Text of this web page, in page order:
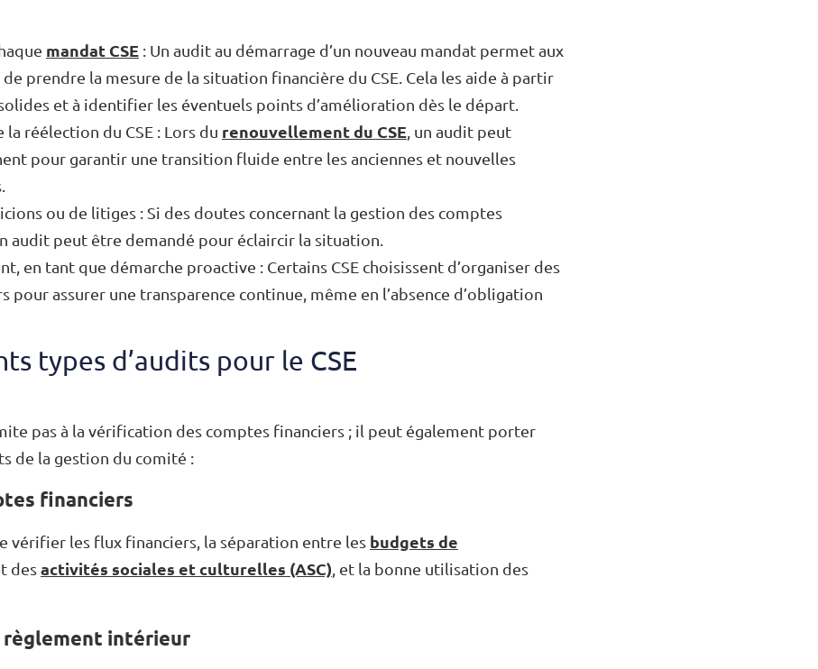
mandat CSE : Un audit au démarrage d’un nouveau mandat permet aux
prendre la mesure de la situation financière du CSE. Cela les aide à partir
et à identifier les éventuels points d’amélioration dès le départ.
la réélection du CSE : Lors du renouvellement du CSE, un audit peut
pour garantir une transition fluide entre les anciennes et nouvelles
ou de litiges : Si des doutes concernant la gestion des comptes
audit peut être demandé pour éclaircir la situation.
en tant que démarche proactive : Certains CSE choisissent d’organiser des
pour assurer une transparence continue, même en l’absence d’obligation
types d’audits pour le CSE
pas à la vérification des comptes financiers ; il peut également porter
de la gestion du comité :
financiers
vérifier les flux financiers, la séparation entre les budgets de
desactivités sociales et culturelles (ASC) , et la bonne utilisation des
intérieur